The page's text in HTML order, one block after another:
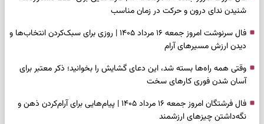
شنیدن ندای درون و حرکت در زمان مناسب
فال سرنوشت امروز جمعه ۱۶ مرداد ۱۴۰۵ | روزی برای سبک‌کردن انتخاب‌ها و
دیدن ارزش مسیرهای آرام
وقتی همه راه‌ها بسته شد، این دعای گشایش را بخوانید؛ ذکر معتبر برای
آسان شدن فوری کارهای سخت
فال فرشتگان امروز جمعه ۱۶ مرداد ۱۴۰۵ | پیام‌هایی برای آرام‌کردن ذهن و
نگه‌داشتن چیزهای ارزشمند